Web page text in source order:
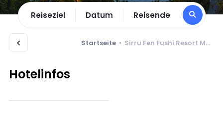
Reiseziel Datum Reisende
Startseite • Sirru Fen Fushi Resort Maldives
Hotelinfos